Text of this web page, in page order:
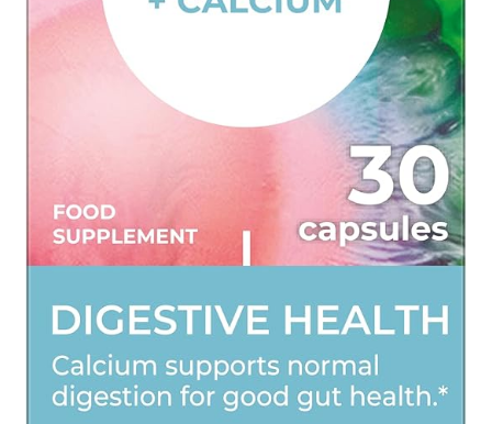
Сотрудничество